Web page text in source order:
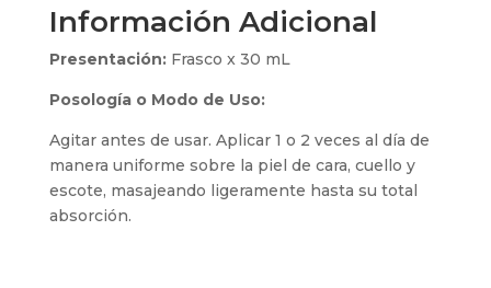
Información Adicional
Presentación:Frasco x 30 mL
Posología o Modo de Uso:
Agitar antes de usar. Aplicar 1 o 2 veces al día de
manera uniforme sobre la piel de cara, cuello y
escote, masajeando ligeramente hasta su total
absorción.